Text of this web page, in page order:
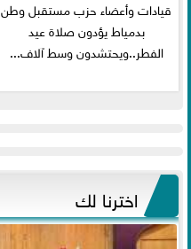
قيادات وأعضاء حزب مستقبل وطن
بدمياط يؤدون صلاة عيد
الفطر..ويحتشدون وسط آلاف...
اخترنا لك